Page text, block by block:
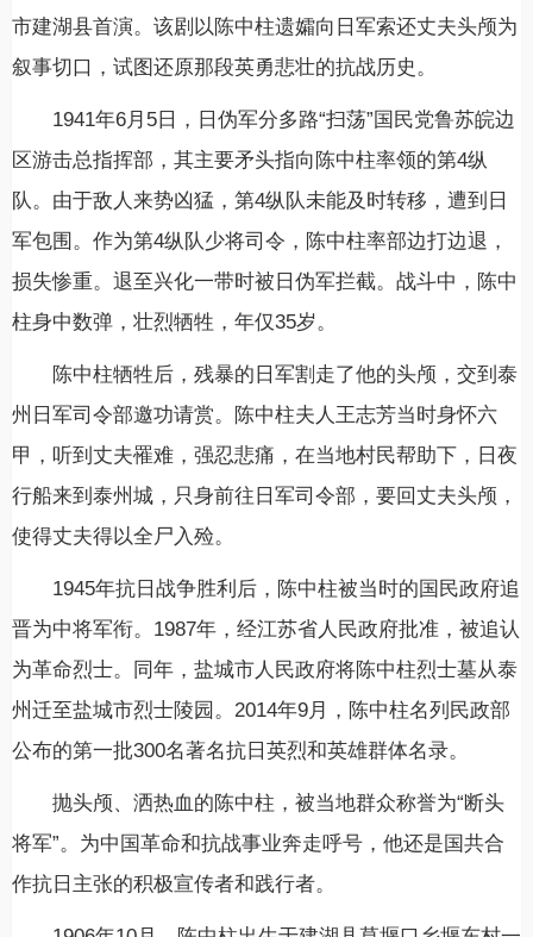
市建湖县首演。该剧以陈中柱遗孀向日军索还丈夫头颅为
叙事切口，试图还原那段英勇悲壮的抗战历史。
1941年6月5日，日伪军分多路“扫荡”国民党鲁苏皖边
区游击总指挥部，其主要矛头指向陈中柱率领的第4纵
队。由于敌人来势凶猛，第4纵队未能及时转移，遭到日
军包围。作为第4纵队少将司令，陈中柱率部边打边退，
损失惨重。退至兴化一带时被日伪军拦截。战斗中，陈中
柱身中数弹，壮烈牺牲，年仅35岁。
陈中柱牺牲后，残暴的日军割走了他的头颅，交到泰
州日军司令部邀功请赏。陈中柱夫人王志芳当时身怀六
甲，听到丈夫罹难，强忍悲痛，在当地村民帮助下，日夜
行船来到泰州城，只身前往日军司令部，要回丈夫头颅，
使得丈夫得以全尸入殓。
1945年抗日战争胜利后，陈中柱被当时的国民政府追
晋为中将军衔。1987年，经江苏省人民政府批准，被追认
为革命烈士。同年，盐城市人民政府将陈中柱烈士墓从泰
州迁至盐城市烈士陵园。2014年9月，陈中柱名列民政部
公布的第一批300名著名抗日英烈和英雄群体名录。
抛头颅、洒热血的陈中柱，被当地群众称誉为“断头
将军”。为中国革命和抗战事业奔走呼号，他还是国共合
作抗日主张的积极宣传者和践行者。